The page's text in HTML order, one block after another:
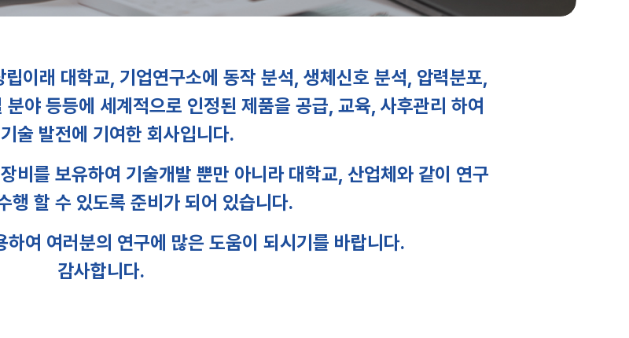
이래 대학교, 기업연구소에 동작 분석, 생체신호 분석, 압력분포,
야 등등에 세계적으로 인정된 제품을 공급, 교육, 사후관리 하여
술 발전에 기여한 회사입니다.
비를 보유하여 기술개발 뿐만 아니라 대학교, 산업체와 같이 연구
행 할 수 있도록 준비가 되어 있습니다.
여 여러분의 연구에 많은 도움이 되시기를 바랍니다.
감사합니다.